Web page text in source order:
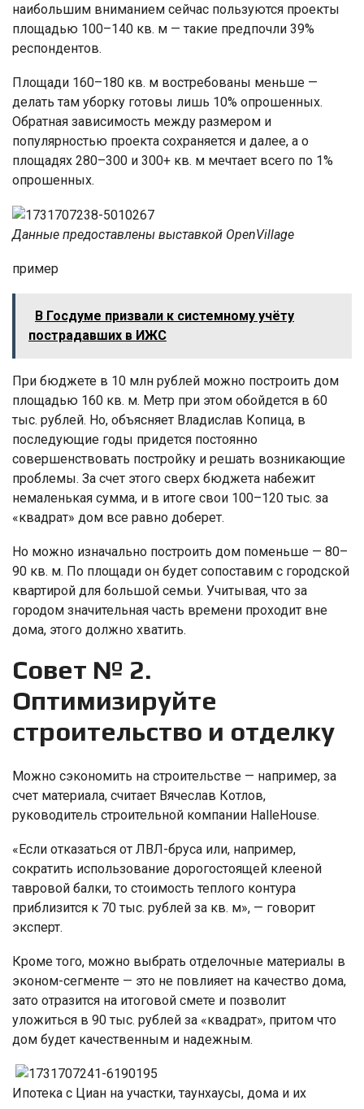
наибольшим вниманием сейчас пользуются проекты
площадью 100–140 кв. м — такие предпочли 39%
респондентов.
Площади 160–180 кв. м востребованы меньше —
делать там уборку готовы лишь 10% опрошенных.
Обратная зависимость между размером и
популярностью проекта сохраняется и далее, а о
площадях 280–300 и 300+ кв. м мечтает всего по 1%
опрошенных.
Данные предоставлены выставкой OpenVillage
пример
В Госдуме призвали к системному учёту
пострадавших в ИЖС
При бюджете в 10 млн рублей можно построить дом
площадью 160 кв. м. Метр при этом обойдется в 60
тыс. рублей. Но, объясняет Владислав Копица, в
последующие годы придется постоянно
совершенствовать постройку и решать возникающие
проблемы. За счет этого сверх бюджета набежит
немаленькая сумма, и в итоге свои 100–120 тыс. за
«квадрат» дом все равно доберет.
Но можно изначально построить дом поменьше — 80–
90 кв. м. По площади он будет сопоставим с городской
квартирой для большой семьи. Учитывая, что за
городом значительная часть времени проходит вне
дома, этого должно хватить.
Совет № 2.
Оптимизируйте
строительство и отделку
Можно сэкономить на строительстве — например, за
счет материала, считает Вячеслав Котлов,
руководитель строительной компании HalleHouse.
«Если отказаться от ЛВЛ-бруса или, например,
сократить использование дорогостоящей клееной
тавровой балки, то стоимость теплого контура
приблизится к 70 тыс. рублей за кв. м», — говорит
эксперт.
Кроме того, можно выбрать отделочные материалы в
эконом-сегменте — это не повлияет на качество дома,
зато отразится на итоговой смете и позволит
уложиться в 90 тыс. рублей за «квадрат», притом что
дом будет качественным и надежным.
Ипотека с Циан на участки, таунхаусы, дома и их